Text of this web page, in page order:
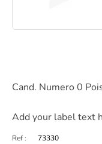
Cand. Numero 0
Add your label text
Ref :
73330